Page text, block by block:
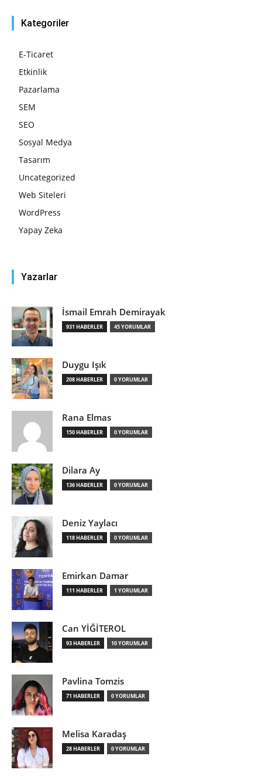
Kategoriler
E-Ticaret
Etkinlik
Pazarlama
SEM
SEO
Sosyal Medya
Tasarım
Uncategorized
Web Siteleri
WordPress
Yapay Zeka
Yazarlar
İsmail Emrah Demirayak
931 HABERLER 45 YORUMLAR
Duygu Işık
208 HABERLER 0 YORUMLAR
Rana Elmas
150 HABERLER 0 YORUMLAR
Dilara Ay
136 HABERLER 0 YORUMLAR
Deniz Yaylacı
118 HABERLER 0 YORUMLAR
Emirkan Damar
111 HABERLER 1 YORUMLAR
Can YİĞİTEROL
93 HABERLER 10 YORUMLAR
Pavlina Tomzis
71 HABERLER 0 YORUMLAR
Melisa Karadaş
28 HABERLER 0 YORUMLAR